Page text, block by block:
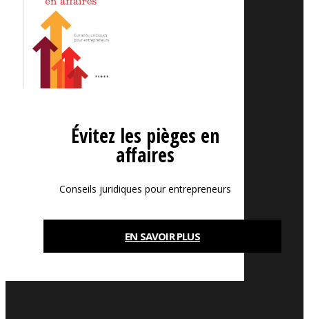
Évitez les pièges en
affaires
Conseils juridiques pour entrepreneurs
EN SAVOIR PLUS